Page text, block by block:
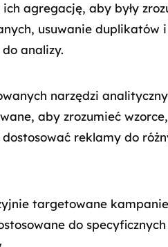
agregację, aby były
usuwanie duplikatów
analizy.
narzędzi
aby zrozumieć
reklamy do
targetowane
do